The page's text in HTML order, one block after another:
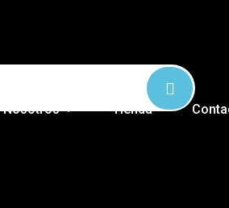
Nosotros Tienda